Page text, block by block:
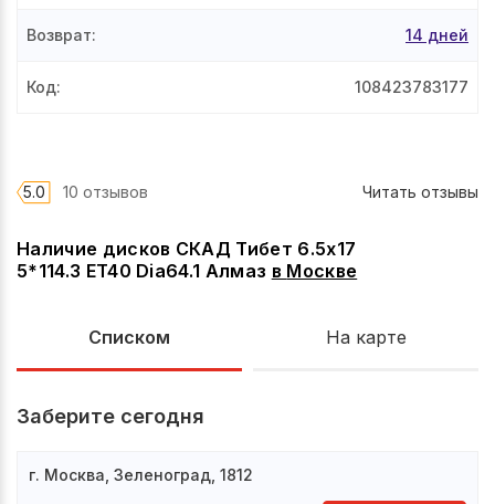
Наличие дисков СКАД Тибет 6.5x17
5*114.3 ET40 Dia64.1 Алмаз в Москве
Списком На карте
Заберите сегодня
г. Москва, Зеленоград, 1812
Возврат: 14 дней
Код: 108423783177
5.0 10 отзывов Читать отзывы